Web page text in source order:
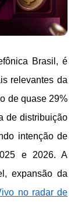
Brasil, é
relevantes da
de quase 29%
de distribuição
intenção de
e 2026. A
expansão da
no radar de